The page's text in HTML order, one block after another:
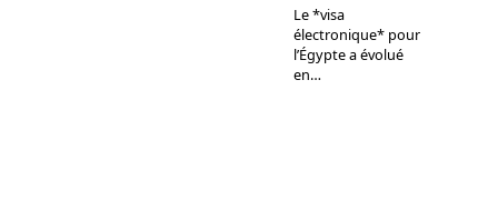
Le *visa
électronique* pour
l’Égypte a évolué
en…